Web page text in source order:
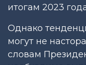
итогам 2023
Однако
могут не
словам